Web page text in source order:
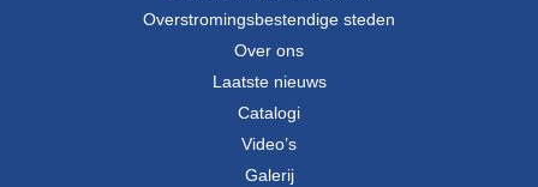
Overstromingsbestendige steden
Over ons
Laatste nieuws
Catalogi
Video’s
Galerij